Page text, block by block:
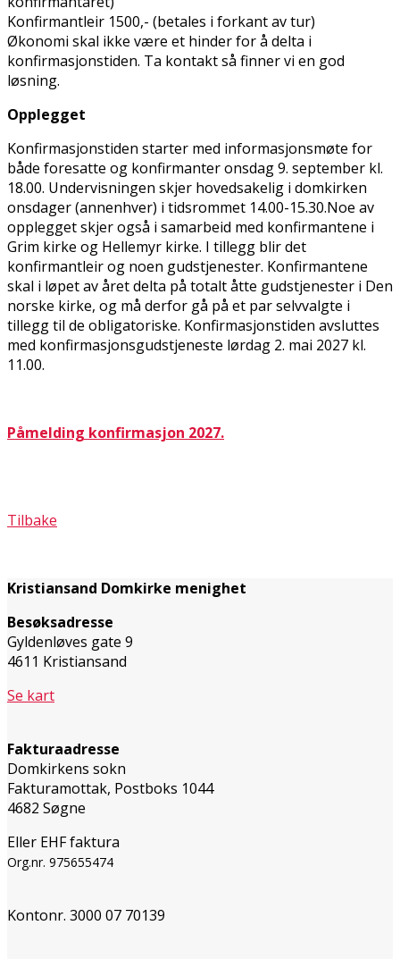
Konfirmantleir 1500,- (betales i forkant av tur)
Økonomi skal ikke være et hinder for å delta i
konfirmasjonstiden. Ta kontakt så finner vi en god
løsning.
Opplegget
Konfirmasjonstiden starter med informasjonsmøte for
både foresatte og konfirmanter onsdag 9. september kl.
18.00. Undervisningen skjer hovedsakelig i domkirken
onsdager (annenhver) i tidsrommet 14.00-15.30.Noe av
opplegget skjer også i samarbeid med konfirmantene i
Grim kirke og Hellemyr kirke. I tillegg blir det
konfirmantleir og noen gudstjenester. Konfirmantene
skal i løpet av året delta på totalt åtte gudstjenester i Den
norske kirke, og må derfor gå på et par selvvalgte i
tillegg til de obligatoriske. Konfirmasjonstiden avsluttes
med konfirmasjonsgudstjeneste lørdag 2. mai 2027 kl.
11.00.
Påmelding konfirmasjon 2027.
Tilbake
Kristiansand Domkirke menighet
Besøksadresse
Gyldenløves gate 9
4611 Kristiansand
Se kart
Fakturaadresse
Domkirkens sokn
Fakturamottak, Postboks 1044
4682 Søgne
Eller EHF faktura
Org.nr. 975655474
Kontonr. 3000 07 70139